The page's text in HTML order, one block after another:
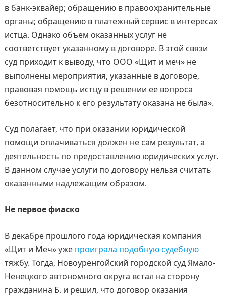
в банк-эквайер; обращению в правоохранительные
органы; обращению в платежный сервис в интересах
истца. Однако объем оказанных услуг не
соответствует указанному в договоре. В этой связи
суд приходит к выводу, что ООО «Щит и меч» не
выполнены мероприятия, указанные в договоре,
правовая помощь истцу в решении ее вопроса
безотносительно к его результату оказана не была».
Суд полагает, что при оказании юридической
помощи оплачиваться должен не сам результат, а
деятельность по предоставлению юридических услуг.
В данном случае услуги по договору нельзя считать
оказанными надлежащим образом.
Не первое фиаско
В декабре прошлого года юридическая компания
«Щит и Меч» уже проиграла подобную судебную
тяжбу. Тогда, Новоуренгойский городской суд Ямало-
Ненецкого автономного округа встал на сторону
гражданина Б. и решил, что договор оказания